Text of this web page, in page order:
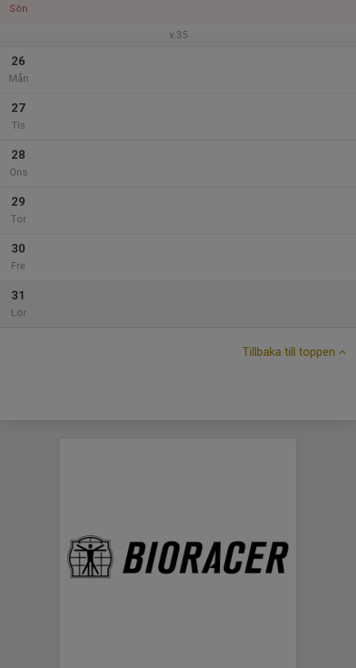
Sön
v.35
26
Mån
27
Tis
28
Ons
29
Tor
30
Fre
31
Lör
Tillbaka till toppen